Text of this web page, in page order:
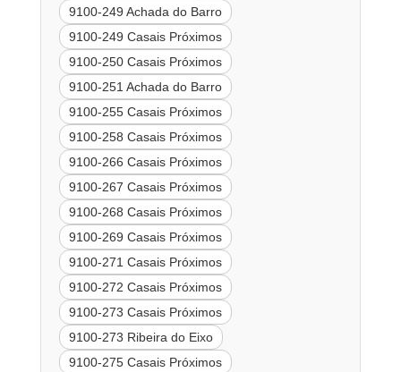
9100-249 Achada do Barro
9100-249 Casais Próximos
9100-250 Casais Próximos
9100-251 Achada do Barro
9100-255 Casais Próximos
9100-258 Casais Próximos
9100-266 Casais Próximos
9100-267 Casais Próximos
9100-268 Casais Próximos
9100-269 Casais Próximos
9100-271 Casais Próximos
9100-272 Casais Próximos
9100-273 Casais Próximos
9100-273 Ribeira do Eixo
9100-275 Casais Próximos